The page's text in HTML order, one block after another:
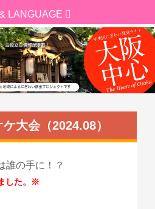
大会（2024.08）
誰の手に！？
た。